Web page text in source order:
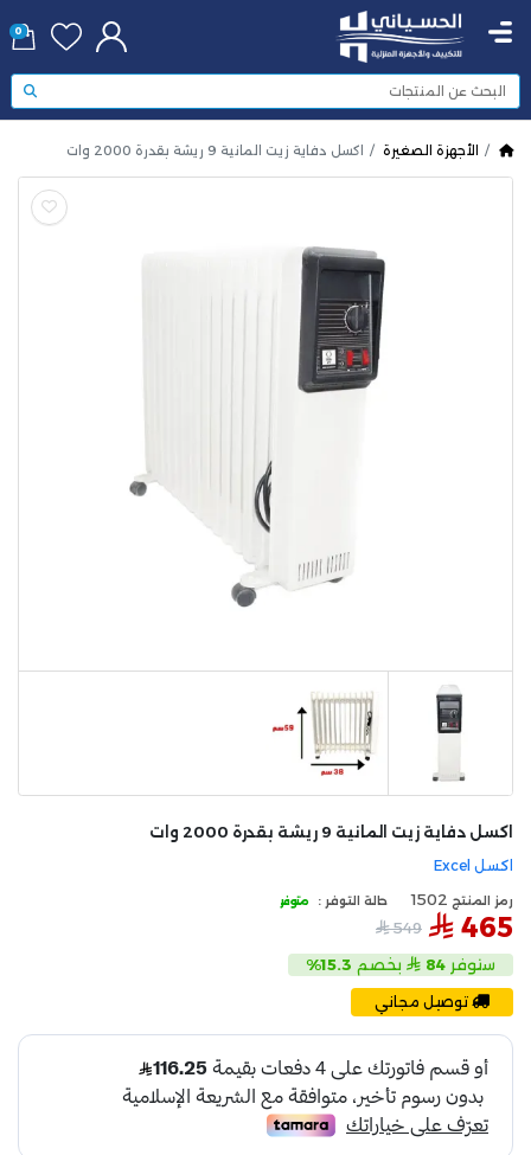
0
الأجهزة الصغيرة اكسل دفاية زيت المانية 9 ريشة بقدرة 2000 وات
اكسل Excel
اكسل دفاية زيت المانية 9 ريشة بقدرة 2000 وات
رمز المنتج 1502 حالة التوفر : متوفر
465
549
ستوفر 84 بخصم 15.3%
توصيل مجاني